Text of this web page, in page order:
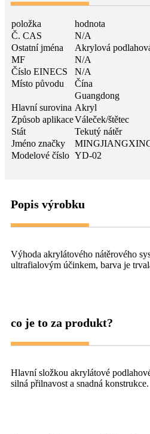
položka
hodnota
Č. CAS
N/A
Ostatní jména
Akrylová
MF
N/A
Číslo EINECS
N/A
Místo původu
Čína
Guangdong
Hlavní surovina Akryl
Způsob aplikaceVáleček/štětec
Stát
Tekutý nátěr
Jméno značky
Modelové číslo YD-02
Popis výrobku
Výhoda akrylátového nátěrového
ultrafialovým účinkem, barva je
co je to za produkt?
Hlavní složkou akrylátové
silná přilnavost a snadná konstrukce.